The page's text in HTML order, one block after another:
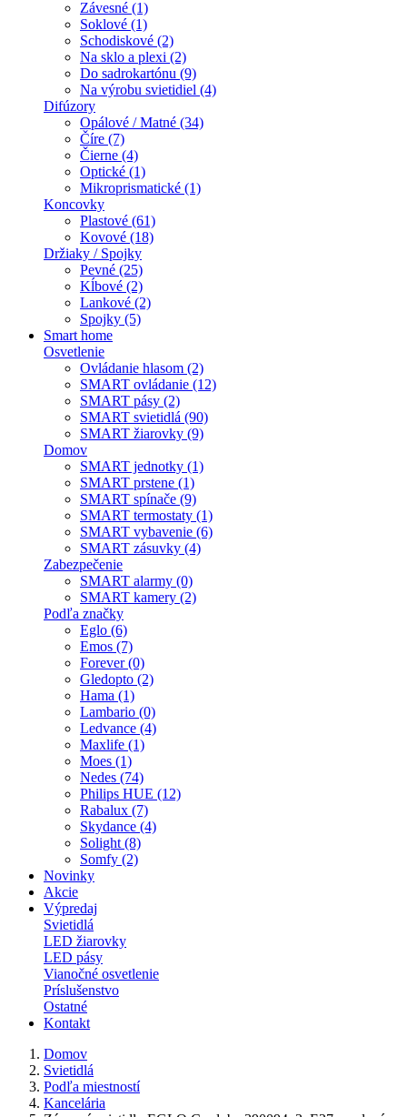
Závesné (1)
Soklové (1)
Schodiskové (2)
Na sklo a plexi (2)
Do sadrokartónu (9)
Na výrobu svietidiel (4)
Difúzory
Opálové / Matné (34)
Číre (7)
Čierne (4)
Optické (1)
Mikroprismatické (1)
Koncovky
Plastové (61)
Kovové (18)
Držiaky / Spojky
Pevné (25)
Kĺbové (2)
Lankové (2)
Spojky (5)
Smart home
Osvetlenie
Ovládanie hlasom (2)
SMART ovládanie (12)
SMART pásy (2)
SMART svietidlá (90)
SMART žiarovky (9)
Domov
SMART jednotky (1)
SMART prstene (1)
SMART spínače (9)
SMART termostaty (1)
SMART vybavenie (6)
SMART zásuvky (4)
Zabezpečenie
SMART alarmy (0)
SMART kamery (2)
Podľa značky
Eglo (6)
Emos (7)
Forever (0)
Gledopto (2)
Hama (1)
Lambario (0)
Ledvance (4)
Maxlife (1)
Moes (1)
Nedes (74)
Philips HUE (12)
Rabalux (7)
Skydance (4)
Solight (8)
Somfy (2)
Novinky
Akcie
Výpredaj
Svietidlá
LED žiarovky
LED pásy
Vianočné osvetlenie
Príslušenstvo
Ostatné
Kontakt
Domov
Svietidlá
Podľa miestností
Kancelária